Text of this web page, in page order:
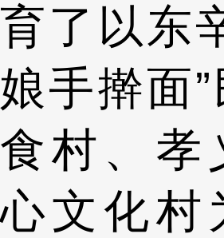
育了以东
娘手擀面
食村、孝
心文化村